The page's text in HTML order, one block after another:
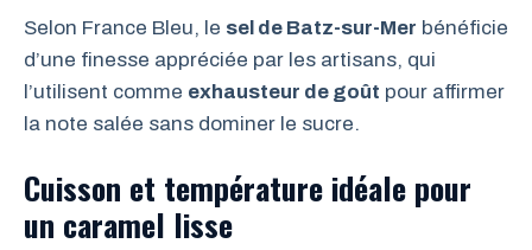
Selon France Bleu, le sel de Batz-sur-Mer bénéficie
d’une finesse appréciée par les artisans, qui
l’utilisent comme exhausteur de goût pour affirmer
la note salée sans dominer le sucre.
Cuisson et température idéale pour
un caramel lisse